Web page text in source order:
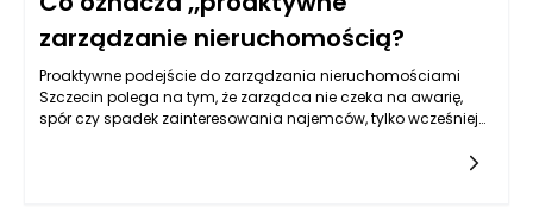
zarządzanie nieruchomością?
Proaktywne podejście do zarządzania nieruchomościami
Szczecin polega na tym, że zarządca nie czeka na awarię,
spór czy spadek zainteresowania najemców, tylko wcześniej